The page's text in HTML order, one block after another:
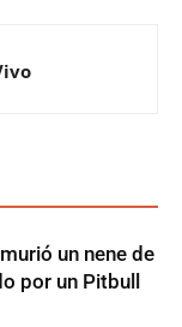
un nene de
por un Pitbull